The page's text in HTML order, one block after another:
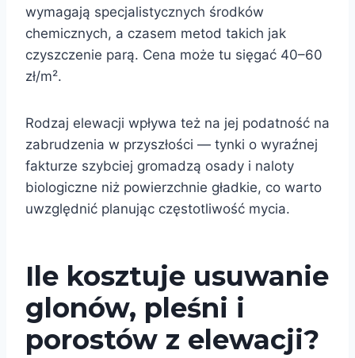
wymagają specjalistycznych środków
chemicznych, a czasem metod takich jak
czyszczenie parą. Cena może tu sięgać 40–60
zł/m².
Rodzaj elewacji wpływa też na jej podatność na
zabrudzenia w przyszłości — tynki o wyraźnej
fakturze szybciej gromadzą osady i naloty
biologiczne niż powierzchnie gładkie, co warto
uwzględnić planując częstotliwość mycia.
Ile kosztuje usuwanie
glonów, pleśni i
porostów z elewacji?